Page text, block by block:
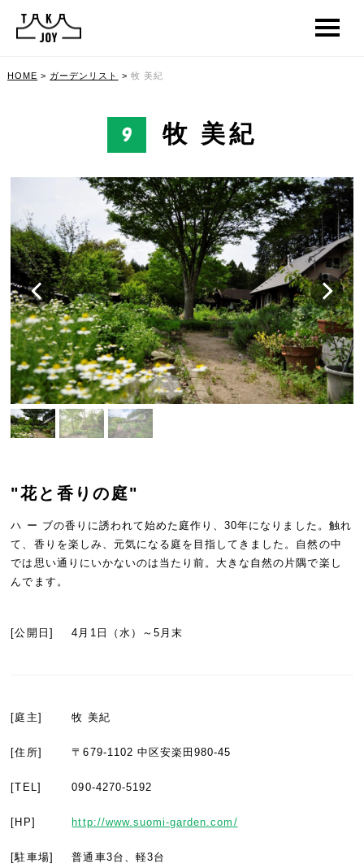
HOME > ガーデンリスト > 牧 美紀
9 牧 美紀
"花と香りの庭"
ハ ー ブの香りに誘われて始めた庭作り、30年になりました。触れ
て、香りを楽しみ、元気になる庭を目指してきました。自然の中
では思い通りにいかないのは当たり前。大きな自然の片隅で楽し
んでます。
[公開日] 4月1日（水）～5月末
[庭主] 牧 美紀
[住所] 〒679-1102 中区安楽田980-45
[TEL] 090-4270-5192
[HP] http://www.suomi-garden.com/
[駐車場] 普通車3台、軽3台